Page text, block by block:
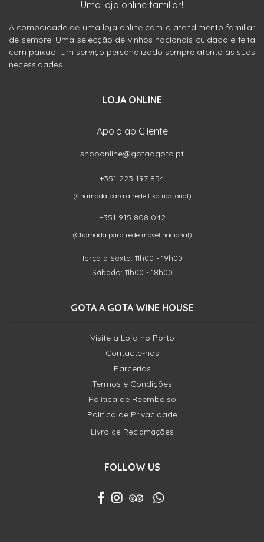
Uma loja online familiar!
A comodidade de uma loja online com o atendimento familiar
de sempre. Uma selecção de vinhos nacionais cuidada e feita
com paixão. Um serviço personalizado sempre atento às suas
necessidades.
LOJA ONLINE
Apoio ao Cliente
shoponline@gotaagota.pt
+351 223 197 854
(Chamada para a rede fixa nacional)
+351 915 808 042
(Chamada para rede móvel nacional)
Terça a Sexta: 11h00 - 19h00
Sábado: 11h00 - 18h00
GOTA A GOTA WINE HOUSE
Visite a Loja no Porto
Contacte-nos
Parcerias
Termos e Condições
Política de Reembolso
Política de Privacidade
Livro de Reclamações
FOLLOW US